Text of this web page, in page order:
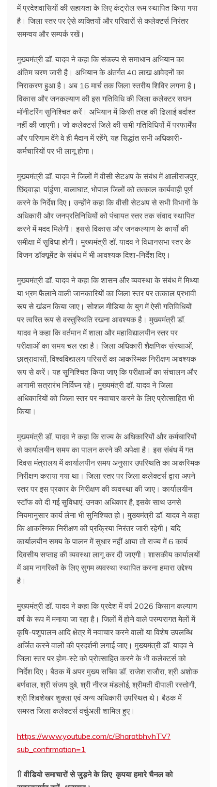
में प्रदेशवासियों की सहायता के लिए कंट्रोल रूम स्थापित किया गया
है। जिला स्तर पर ऐसे व्यक्तियों और परिवारों से कलेक्टर्स निरंतर
समन्वय और सम्पर्क रखें।
मुख्यमंत्री डॉ. यादव ने कहा कि संकल्प से समाधान अभियान का
अंतिम चरण जारी है। अभियान के अंतर्गत 40 लाख आवेदनों का
निराकरण हुआ है। अब 16 मार्च तक जिला स्तरीय शिविर लगना है।
विकास और जनकल्याण की इस गतिविधि की जिला कलेक्टर सघन
मॉनीटरिंग सुनिश्चित करें। अभियान में किसी तरह की ढिलाई बर्दाश्त
नहीं की जाएगी। जो कलेक्टर्स जिले की सभी गतिविधियों में परफार्मेंस
और परिणाम देंगे वे ही मैदान में रहेंगे, यह सिद्धांत सभी अधिकारी-
कर्मचारियों पर भी लागू होगा।
मुख्यमंत्री डॉ. यादव ने जिलों में वीसी सेटअप के संबंध में आलीराजपुर,
छिंदवाड़ा, पांर्ढुणा, बालाघाट, भोपाल जिलों को तत्काल कार्यवाही पूर्ण
करने के निर्देश दिए। उन्होंने कहा कि वीसी सेटअप से सभी विभागों के
अधिकारी और जनप्रतिनिधियों को पंचायत स्तर तक संवाद स्थापित
करने में मदद मिलेगी। इससे विकास और जनकल्याण के कार्यों की
समीक्षा में सुविधा होगी। मुख्यमंत्री डॉ. यादव ने विधानसभा स्तर के
विजन डॉक्यूमेंट के संबंध में भी आवश्यक दिशा-निर्देश दिए।
मुख्यमंत्री डॉ. यादव ने कहा कि शासन और व्यवस्था के संबंध में मिथ्या
या भ्रम फैलाने वाली जानकारियों का जिला स्तर पर तत्काल प्रभावी
रूप से खंडन किया जाए। सोशल मीडिया के युग में ऐसी गतिविधियों
पर त्वरित रूप से वस्तुस्थिति रखना आवश्यक है। मुख्यमंत्री डॉ.
यादव ने कहा कि वर्तमान में शाला और महाविद्यालयीन स्तर पर
परीक्षाओं का समय चल रहा है। जिला अधिकारी शैक्षणिक संस्थाओं,
छात्रावासों, विश्वविद्यालय परिसरों का आकस्मिक निरीक्षण आवश्यक
रूप से करें। यह सुनिश्चित किया जाए कि परीक्षाओं का संचालन और
आगामी सत्रारंभ निर्विघ्न रहे। मुख्यमंत्री डॉ. यादव ने जिला
अधिकारियों को जिला स्तर पर नवाचार करने के लिए प्रोत्साहित भी
किया।
मुख्यमंत्री डॉ. यादव ने कहा कि राज्य के अधिकारियों और कर्मचारियों
से कार्यालयीन समय का पालन करने की अपेक्षा है। इस संबंध में गत
दिवस मंत्रालय में कार्यालयीन समय अनुसार उपस्थिति का आकस्मिक
निरीक्षण कराया गया था। जिला स्तर पर जिला कलेक्टर्स द्वारा अपने
स्तर पर इस प्रकार के निरीक्षण की व्यवस्था की जाए। कार्यालयीन
स्टॉफ को दी गई सुविधाएं, उनका अधिकार है, इसके साथ उनसे
नियमानुसार कार्य लेना भी सुनिश्चित हो। मुख्यमंत्री डॉ. यादव ने कहा
कि आकस्मिक निरीक्षण की प्रक्रिया निरंतर जारी रहेगी। यदि
कार्यालयीन समय के पालन में सुधार नहीं आया तो राज्य में 6 कार्य
दिवसीय सप्ताह की व्यवस्था लागू कर दी जाएगी। शासकीय कार्यालयों
में आम नागरिकों के लिए सुगम व्यवस्था स्थापित करना हमारा उद्देश्य
है।
मुख्यमंत्री डॉ. यादव ने कहा कि प्रदेश में वर्ष 2026 किसान कल्याण
वर्ष के रूप में मनाया जा रहा है। जिलों में होने वाले परम्परागत मेलों में
कृषि-पशुपालन आदि क्षेत्र में नवाचार करने वालों या विशेष उपलब्धि
अर्जित करने वालों की प्रदर्शनी लगाई जाए। मुख्यमंत्री डॉ. यादव ने
जिला स्तर पर होम-स्टे को प्रोत्साहित करने के भी कलेक्टर्स को
निर्देश दिए। बैठक में अपर मुख्य सचिव डॉ. राजेश राजौरा, श्री अशोक
बर्णवाल, श्री संजय दुबे, श्री नीरज मंडलोई, श्रीमती दीपाली रस्तोगी,
श्री शिवशेखर शुक्ला एवं अन्य अधिकारी उपस्थित थे। बैठक में
समस्त जिला कलेक्टर्स वर्चुअली शामिल हुए।
https://www.youtube.com/c/BharatbhvhTV?
sub_confirmation=1
⇑ वीडियो समाचारों से जुड़ने के लिए कृपया हमारे चैनल को